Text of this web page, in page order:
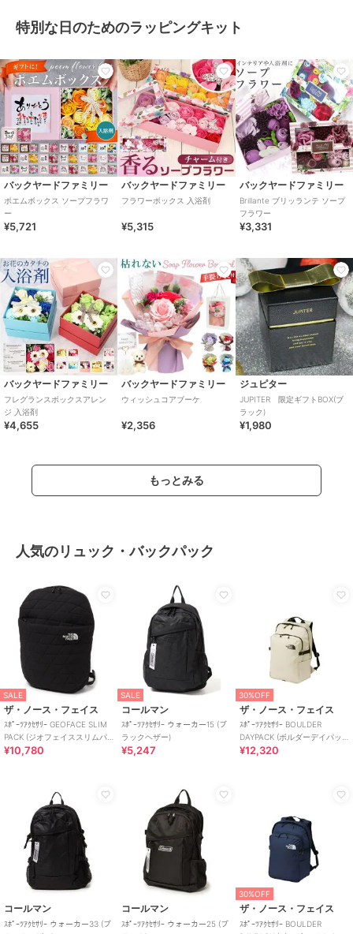
特別な日のためのラッピングキット
バックヤードファミリー
ポエムボックス ソープフラワ
ー
¥5,721
バックヤードファミリー
フラワーボックス 入浴剤
¥5,315
バックヤードファミリー
Brillante ブリッランテ ソープ
フラワー
¥3,331
バックヤードファミリー
フレグランスボックスアレン
ジ 入浴剤
¥4,655
バックヤードファミリー
ウィッシュコアブーケ
¥2,356
ジュピター
JUPITER 限定ギフトBOX(ブ
ラック)
¥1,980
もっとみる
人気のリュック・バックパック
SALE
ザ・ノース・フェイス
ｽﾎﾟｰﾂｱｸｾｻﾘｰ GEOFACE SLIM
PACK (ジオフェイススリムパ
ック)
¥10,780
SALE
コールマン
ｽﾎﾟｰﾂｱｸｾｻﾘｰ ウォーカー15 (ブ
ラックヘザー)
¥5,247
30%OFF
ザ・ノース・フェイス
ｽﾎﾟｰﾂｱｸｾｻﾘｰ BOULDER
DAYPACK (ボルダーデイパッ
ク)
¥12,320
コールマン
ｽﾎﾟｰﾂｱｸｾｻﾘｰ ウォーカー33 (ブ
コールマン
ｽﾎﾟｰﾂｱｸｾｻﾘｰ ウォーカー25 (ブ
30%OFF
ザ・ノース・フェイス
ｽﾎﾟｰﾂｱｸｾｻﾘｰ BOULDER